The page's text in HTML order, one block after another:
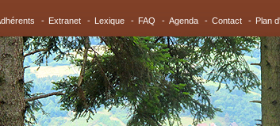
- Extranet - Lexique - FAQ - Agenda - Contact - Plan